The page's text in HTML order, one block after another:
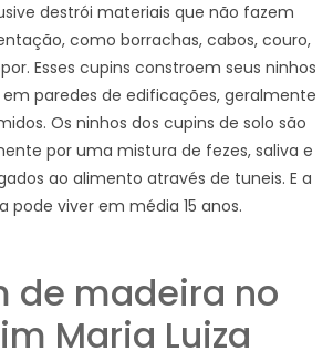
destrói materiais que não fazem
como borrachas, cabos, couro,
Esses cupins constroem seus ninhos
paredes de edificações, geralmente
Os ninhos dos cupins de solo são
por uma mistura de fezes, saliva e
ao alimento através de tuneis. E a
pode viver em média 15 anos.
de madeira no
Maria Luiza